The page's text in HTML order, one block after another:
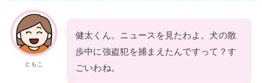
ともこ
健太くん。ニュースを見たわよ。犬の散
歩中に強盗犯を捕まえたんですって？す
ごいわね。